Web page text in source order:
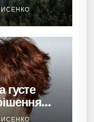
густе